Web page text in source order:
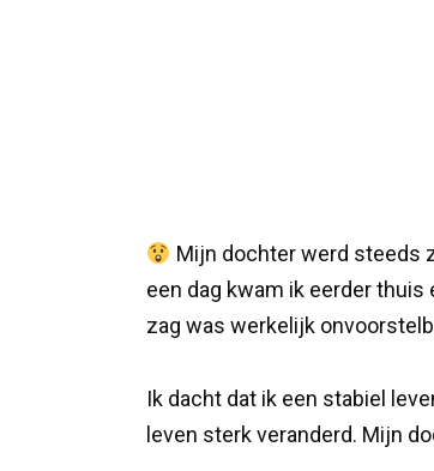
Mijn dochter werd steeds
een dag kwam ik eerder
zag was werkelijk
Ik dacht dat ik een stabiel
leven sterk veranderd. Mijn